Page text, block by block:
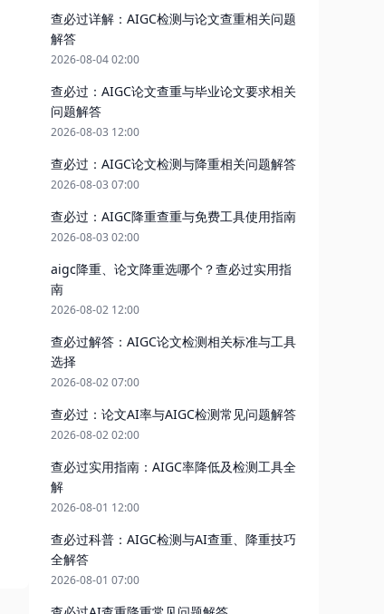
查必过详解：AIGC检测与论文查重相关问题
解答
2026-08-04 02:00
查必过：AIGC论文查重与毕业论文要求相关
问题解答
2026-08-03 12:00
查必过：AIGC论文检测与降重相关问题解答
2026-08-03 07:00
查必过：AIGC降重查重与免费工具使用指南
2026-08-03 02:00
aigc降重、论文降重选哪个？查必过实用指
南
2026-08-02 12:00
查必过解答：AIGC论文检测相关标准与工具
选择
2026-08-02 07:00
查必过：论文AI率与AIGC检测常见问题解答
2026-08-02 02:00
查必过实用指南：AIGC率降低及检测工具全
解
2026-08-01 12:00
查必过科普：AIGC检测与AI查重、降重技巧
全解答
2026-08-01 07:00